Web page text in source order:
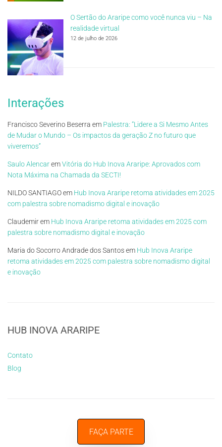
O Sertão do Araripe como você nunca viu – Na
realidade virtual
12 de julho de 2026
Interações
Francisco Severino Beserra em Palestra: “Lidere a Si Mesmo Antes
de Mudar o Mundo – Os impactos da geração Z no futuro que
viveremos”
Saulo AlencaremVitória do Hub Inova Araripe: Aprovados com
Nota Máxima na Chamada da SECTI!
NILDO SANTIAGOem Hub Inova Araripe retoma atividades em 2025
com palestra sobre nomadismo digital e inovação
Claudemirem Hub Inova Araripe retoma atividades em 2025 com
palestra sobre nomadismo digital e inovação
Maria do Socorro Andrade dos Santosem Hub Inova Araripe
retoma atividades em 2025 com palestra sobre nomadismo digital
e inovação
HUB INOVA ARARIPE
Contato
Blog
FAÇA PARTE